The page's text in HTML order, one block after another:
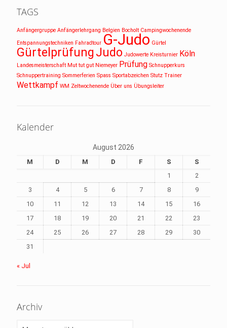
TAGS
Anfängergruppe Anfängerlehrgang Belgien Bocholt Campingwochenende
Entspannungstechniken Fahradtour G-Judo Gürtel
GürtelprüfungJudo Judowerte Kreisturnier Köln
Landesmeisterschaft Mut tut gut Niemeyer Prüfung Schnupperkurs
Schnuppertraining Sommerferien Spass Sportabzeichen Stutz Trainer
Wettkampf WM Zeltwochenende Über uns Übungsleiter
Kalender
August 2026
M D M D F S
S
1
2
3
4 5 6 7 8
9
10
11 12 13 14 15
16
17
18 19 20 21 22
23
24
25 26 27 28 29
30
31
« Jul
Archiv